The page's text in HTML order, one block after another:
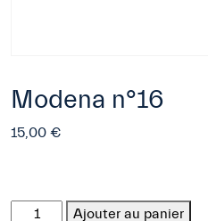
Modena n°16
15,00 €
quantité Ajouter au panier